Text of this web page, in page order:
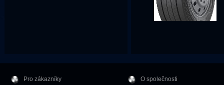
Pro zákazníky O společnosti